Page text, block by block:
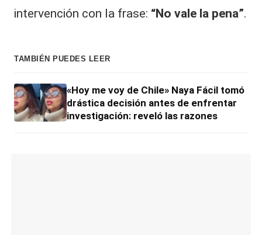
intervención con la frase: “No vale la pena”.
TAMBIÉN PUEDES LEER
«Hoy me voy de Chile» Naya Fácil tomó
drástica decisión antes de enfrentar
investigación: reveló las razones